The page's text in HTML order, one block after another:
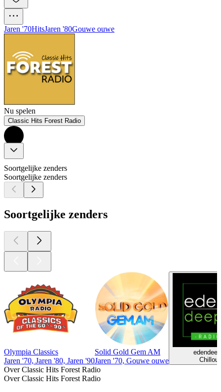
Jaren '70HitsJaren '80Gouwe ouwe
Nu spelen
Classic Hits Forest Radio
Soortgelijke zenders
Soortgelijke zenders
Soortgelijke zenders
Olympia Classics
Jaren '70, Jaren '80, Jaren '90
Solid Gold Gem AM
Jaren '70, Gouwe ouwe
Chillout
Over Classic Hits Forest Radio
Over Classic Hits Forest Radio